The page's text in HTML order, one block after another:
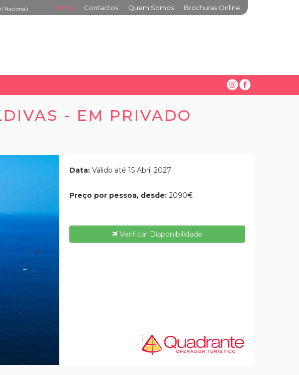
Nacional) Home Contactos Quem Somos Brochuras Online
- EM PRIVADO
Data: Válido até 15 Abril 2027
Preço por pessoa, desde: 2090€
Verificar Disponibilidade